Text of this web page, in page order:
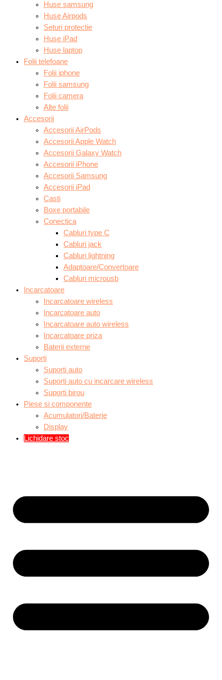
Huse samsung
Huse Airpods
Seturi protectie
Huse iPad
Huse laptop
Folii telefoane
Folii iphone
Folii samsung
Folii camera
Alte folii
Accesorii
Accesorii AirPods
Accesorii Apple Watch
Accesorii Galaxy Watch
Accesorii iPhone
Accesorii Samsung
Accesorii iPad
Casti
Boxe portabile
Conectica
Cabluri type C
Cabluri jack
Cabluri lightning
Adaptoare/Convertoare
Cabluri microusb
Incarcatoare
Incarcatoare wireless
Incarcatoare auto
Incarcatoare auto wireless
Incarcatoare priza
Baterii externe
Suporti
Suporti auto
Suporti auto cu incarcare wireless
Suporti birou
Piese si componente
Acumulatori/Baterie
Display
Lichidare stoc